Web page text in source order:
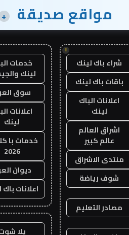
مواقع صديقة +
!
شراء باك لينك
باقات باك لينك
اعلانات الباك
لينك
اشراق العالم
عالم كبير
منتدى الاشراق
شوف رياضة
مصادر التعليم
خدمات
لينك
سوق
اعلانات
لينك
خدمات با
2026
ديوان
اعلانات
يلا